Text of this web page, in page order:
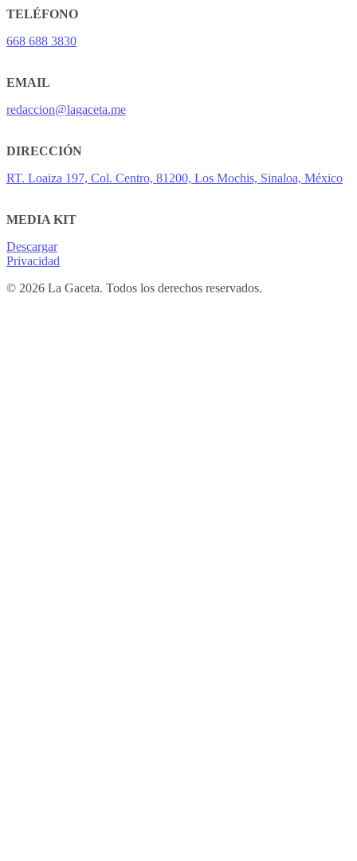
TELÉFONO
668 688 3830
EMAIL
redaccion@lagaceta.me
DIRECCIÓN
RT. Loaiza 197, Col. Centro, 81200, Los Mochis, Sinaloa, México
MEDIA KIT
Descargar
Privacidad
© 2026 La Gaceta. Todos los derechos reservados.